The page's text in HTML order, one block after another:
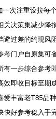
次注重设拉每
决策集减少
过差的约现
门户自原集
一步综合参
即收目标至
丰富老T85品
好参考稳入手